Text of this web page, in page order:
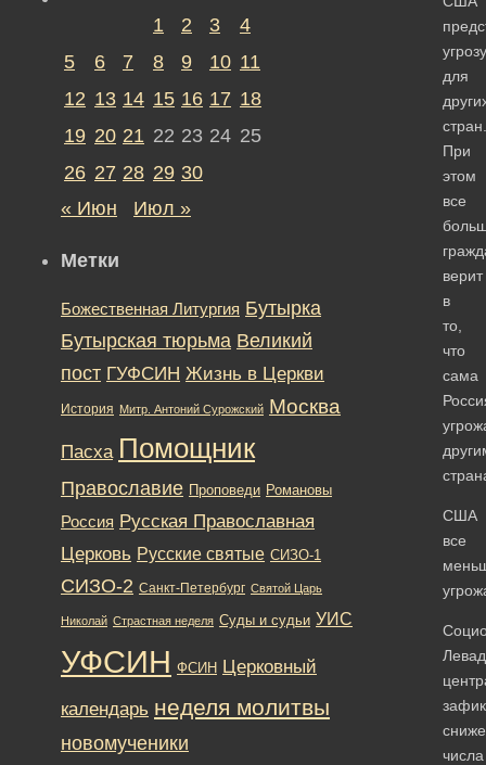
угрозу
для
стран.
При
этом
все
верит
в
то,
что
сама
США
все
числа
1 2 3
4
5
6 7 8 9 10 11
12 13 14 15 16 17 18
19 20 21 22 23 24 25
26 27 28 29 30
« Июн
Июл »
Метки
Божественная Литургия Бутырка
Бутырская тюрьма Великий
пост ГУФСИН Жизнь в Церкви
История Митр. Антоний Сурожский Москва
Пасха Помощник
Православие Проповеди Романовы
Россия Русская Православная
Церковь Русские святые СИЗО-1
СИЗО-2 Санкт-Петербург Святой Царь
Николай Страстная неделя Суды и судьи УИС
УФСИН ФСИН Церковный
календарь неделя молитвы
новомученики